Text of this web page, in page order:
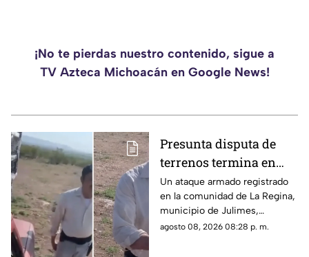
¡No te pierdas nuestro contenido, sigue a
TV Azteca Michoacán en Google News!
Presunta disputa de
terrenos termina en
ataque armado; padre
muere y su hijo queda
herido
Un ataque armado registrado
en la comunidad de La Regina,
municipio de Julimes,
Chihuahua, habría ocurrido
agosto 08, 2026 08:28 p. m.